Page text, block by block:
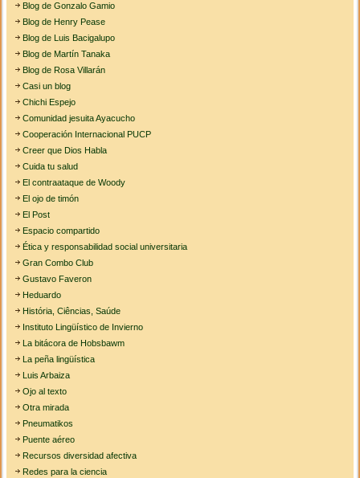
Blog de Gonzalo Gamio
Blog de Henry Pease
Blog de Luis Bacigalupo
Blog de Martín Tanaka
Blog de Rosa Villarán
Casi un blog
Chichi Espejo
Comunidad jesuita Ayacucho
Cooperación Internacional PUCP
Creer que Dios Habla
Cuida tu salud
El contraataque de Woody
El ojo de timón
El Post
Espacio compartido
Ética y responsabilidad social universitaria
Gran Combo Club
Gustavo Faveron
Heduardo
História, Ciências, Saúde
Instituto Lingüístico de Invierno
La bitácora de Hobsbawm
La peña lingüística
Luis Arbaiza
Ojo al texto
Otra mirada
Pneumatikos
Puente aéreo
Recursos diversidad afectiva
Redes para la ciencia